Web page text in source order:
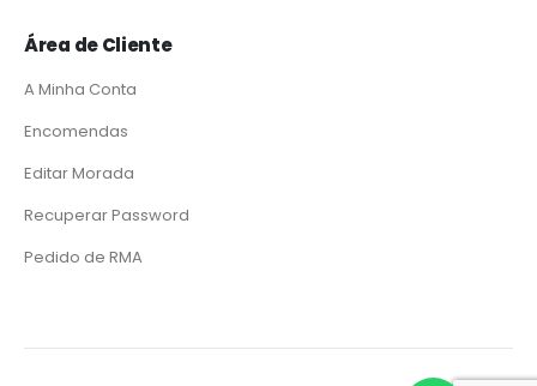
Área de Cliente
A Minha Conta
Encomendas
Editar Morada
Recuperar Password
Pedido de RMA